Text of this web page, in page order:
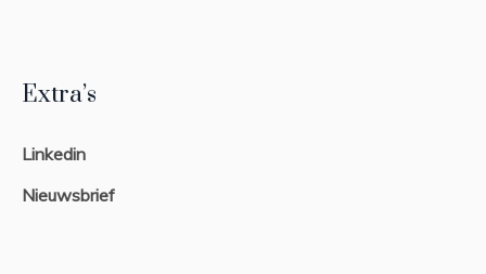
Extra’s
Linkedin
Nieuwsbrief